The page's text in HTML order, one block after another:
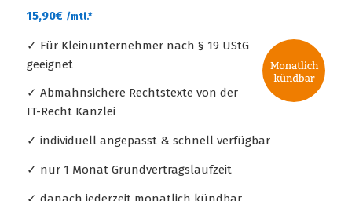
15,90€ /mtl.*
✓ Für Kleinunternehmer nach § 19 UStG
geeignet
✓ Abmahnsichere Rechtstexte von der
IT-Recht Kanzlei
✓ individuell angepasst & schnell verfügbar
✓ nur 1 Monat Grundvertragslaufzeit